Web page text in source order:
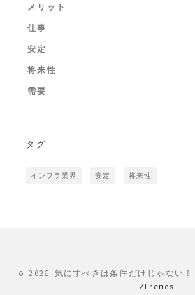
メリット
仕事
安定
将来性
需要
タグ
インフラ業界 安定 将来性
© 2026 気にすべきは条件だけじゃない！
ZThemes